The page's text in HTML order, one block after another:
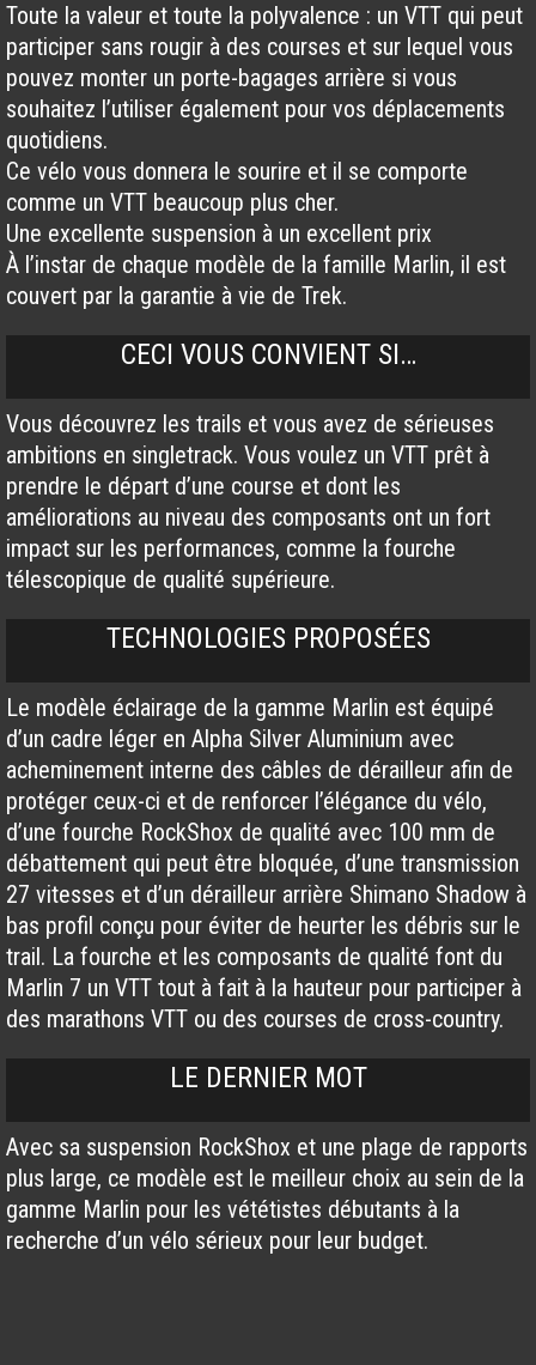
Toute la valeur et toute la polyvalence : un VTT qui peut
participer sans rougir à des courses et sur lequel vous
pouvez monter un porte-bagages arrière si vous
souhaitez l’utiliser également pour vos déplacements
quotidiens.
Ce vélo vous donnera le sourire et il se comporte
comme un VTT beaucoup plus cher.
Une excellente suspension à un excellent prix
À l’instar de chaque modèle de la famille Marlin, il est
couvert par la garantie à vie de Trek.
CECI VOUS CONVIENT SI…
Vous découvrez les trails et vous avez de sérieuses
ambitions en singletrack. Vous voulez un VTT prêt à
prendre le départ d’une course et dont les
améliorations au niveau des composants ont un fort
impact sur les performances, comme la fourche
télescopique de qualité supérieure.
TECHNOLOGIES PROPOSÉES
Le modèle éclairage de la gamme Marlin est équipé
d’un cadre léger en Alpha Silver Aluminium avec
acheminement interne des câbles de dérailleur afin de
protéger ceux-ci et de renforcer l’élégance du vélo,
d’une fourche RockShox de qualité avec 100 mm de
débattement qui peut être bloquée, d’une transmission
27 vitesses et d’un dérailleur arrière Shimano Shadow à
bas profil conçu pour éviter de heurter les débris sur le
trail. La fourche et les composants de qualité font du
Marlin 7 un VTT tout à fait à la hauteur pour participer à
des marathons VTT ou des courses de cross-country.
LE DERNIER MOT
Avec sa suspension RockShox et une plage de rapports
plus large, ce modèle est le meilleur choix au sein de la
gamme Marlin pour les vététistes débutants à la
recherche d’un vélo sérieux pour leur budget.